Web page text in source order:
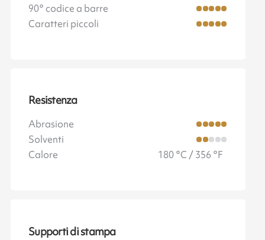
90° codice a barre
Caratteri piccoli
Resistenza
Abrasione
Solventi
Calore
180 °C / 356 °F
Supporti di stampa